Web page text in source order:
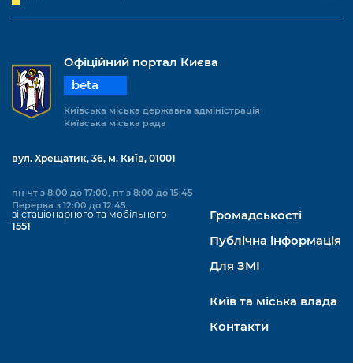
Офіційний портал Києва
beta
Київська міська державна адміністрація
Київська міська рада
вул. Хрещатик, 36, м. Київ, 01001
пн-чт з 8:00 до 17:00, пт з 8:00 до 15:45
Перерва з 12:00 до 12:45
зі стаціонарного та мобільного
1551
Громадськості
Публічна інформація
Для ЗМІ
Київ та міська влада
Контакти